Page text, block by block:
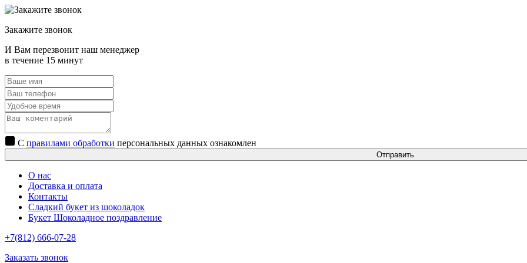
Закажите звонок
И Вам перезвонит наш менеджер
в течение 15 минут
С правилами обработки персональных данных ознакомлен
Отправить
О нас
Доставка и оплата
Контакты
Сладкий букет из шоколадок
Букет Шоколадное поздравление
+7(812) 666-07-28
Заказать звонок